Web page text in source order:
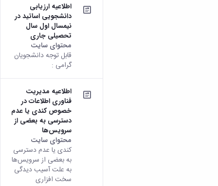
اطلاعیه ارزیابی
دانشجویی اساتید در
نیمسال اول سال
تحصیلی جاری
محتوای سایت
قابل توجه دانشجویان
گرامی :
اطلاعیه مدیریت
فناوری اطلاعات در
خصوص کندی یا عدم
دسترسی به بعضی از
سرویس‌ها
محتوای سایت
کندی یا عدم دسترسی
به بعضی از سرویس‌ها
به علت آسیب دیدگی
سخت افزاری